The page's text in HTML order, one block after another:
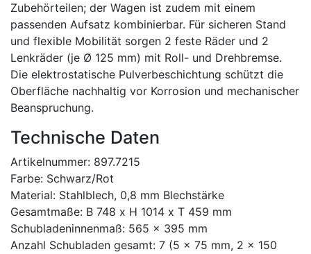
Zubehörteilen; der Wagen ist zudem mit einem
passenden Aufsatz kombinierbar. Für sicheren Stand
und flexible Mobilität sorgen 2 feste Räder und 2
Lenkräder (je Ø 125 mm) mit Roll- und Drehbremse.
Die elektrostatische Pulverbeschichtung schützt die
Oberfläche nachhaltig vor Korrosion und mechanischer
Beanspruchung.
Technische Daten
Artikelnummer: 897.7215
Farbe: Schwarz/Rot
Material: Stahlblech, 0,8 mm Blechstärke
Gesamtmaße: B 748 x H 1014 x T 459 mm
Schubladeninnenmaß: 565 x 395 mm
Anzahl Schubladen gesamt: 7 (5 x 75 mm, 2 x 150